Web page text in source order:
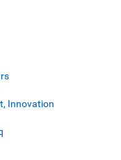
Innovation